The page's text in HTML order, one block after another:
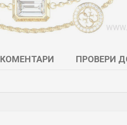
КОМЕНТАРИ ПРОВЕРИ